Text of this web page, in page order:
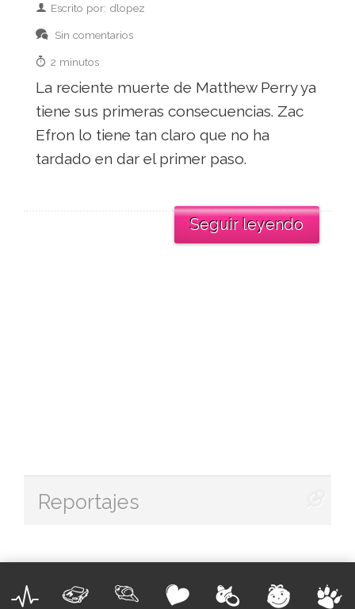
Escrito por: dlopez
Sin comentarios
2 minutos
La reciente muerte de Matthew Perry ya
tiene sus primeras consecuencias. Zac
Efron lo tiene tan claro que no ha
tardado en dar el primer paso.
Seguir leyendo
Reportajes